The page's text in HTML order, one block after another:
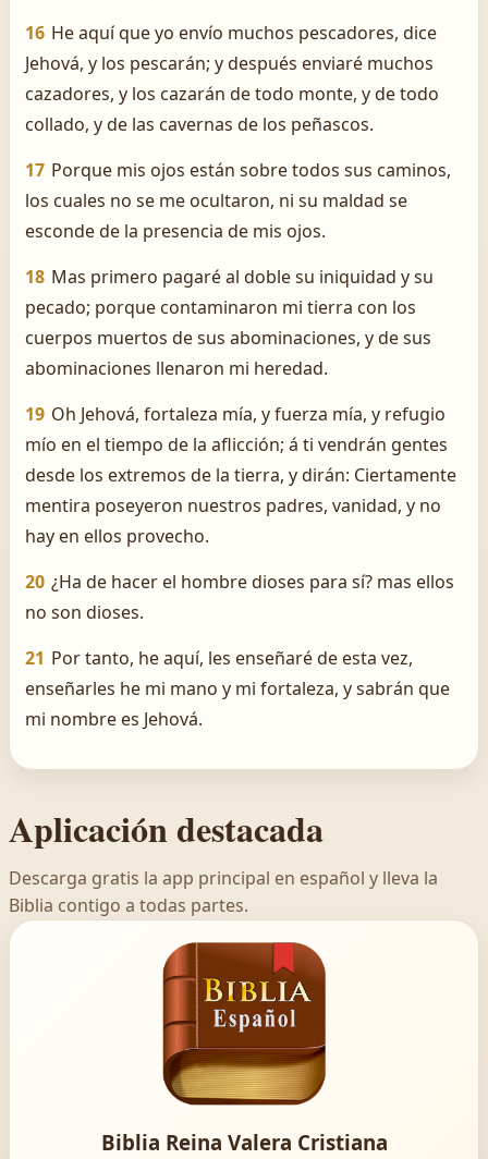
16 He aquí que yo envío muchos pescadores, dice
Jehová, y los pescarán; y después enviaré muchos
cazadores, y los cazarán de todo monte, y de todo
collado, y de las cavernas de los peñascos.
17 Porque mis ojos están sobre todos sus caminos,
los cuales no se me ocultaron, ni su maldad se
esconde de la presencia de mis ojos.
18 Mas primero pagaré al doble su iniquidad y su
pecado; porque contaminaron mi tierra con los
cuerpos muertos de sus abominaciones, y de sus
abominaciones llenaron mi heredad.
19 Oh Jehová, fortaleza mía, y fuerza mía, y refugio
mío en el tiempo de la aflicción; á ti vendrán gentes
desde los extremos de la tierra, y dirán: Ciertamente
mentira poseyeron nuestros padres, vanidad, y no
hay en ellos provecho.
20 ¿Ha de hacer el hombre dioses para sí? mas ellos
no son dioses.
21 Por tanto, he aquí, les enseñaré de esta vez,
enseñarles he mi mano y mi fortaleza, y sabrán que
mi nombre es Jehová.
Aplicación destacada
Descarga gratis la app principal en español y lleva la
Biblia contigo a todas partes.
Biblia Reina Valera Cristiana